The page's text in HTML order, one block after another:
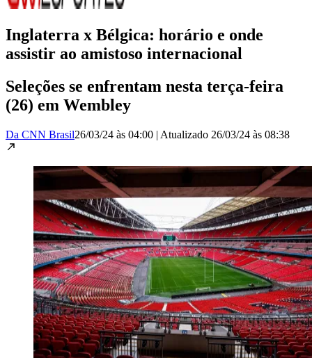
Inglaterra x Bélgica: horário e onde
assistir ao amistoso internacional
Seleções se enfrentam nesta terça-feira
(26) em Wembley
Da CNN Brasil26/03/24 às 04:00 | Atualizado 26/03/24 às 08:38